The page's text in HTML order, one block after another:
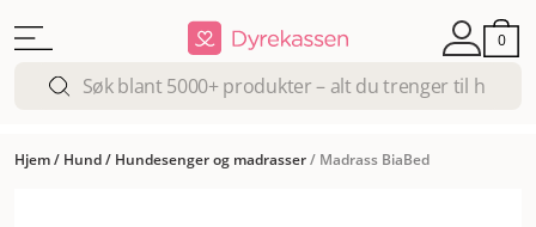
0
Hjem/ Hund/ Hundesenger og madrasser/ Madrass BiaBed